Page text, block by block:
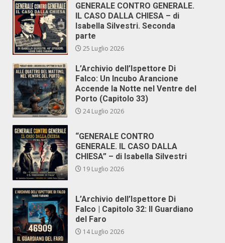
GENERALE CONTRO GENERALE.
IL CASO DALLA CHIESA – di
Isabella Silvestri. Seconda
parte
25 Luglio 2026
L’Archivio dell’Ispettore Di
Falco: Un Incubo Arancione
Accende la Notte nel Ventre del
Porto (Capitolo 33)
24 Luglio 2026
“GENERALE CONTRO
GENERALE. IL CASO DALLA
CHIESA” – di Isabella Silvestri
19 Luglio 2026
L’Archivio dell’Ispettore Di
Falco | Capitolo 32: Il Guardiano
del Faro
14 Luglio 2026